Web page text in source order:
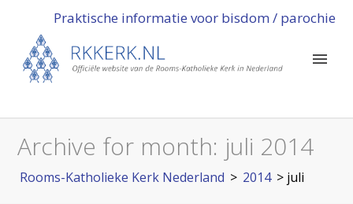
Praktische informatie voor bisdom / parochie
Archive for month: juli 2014
Rooms-Katholieke Kerk Nederland > 2014 > juli